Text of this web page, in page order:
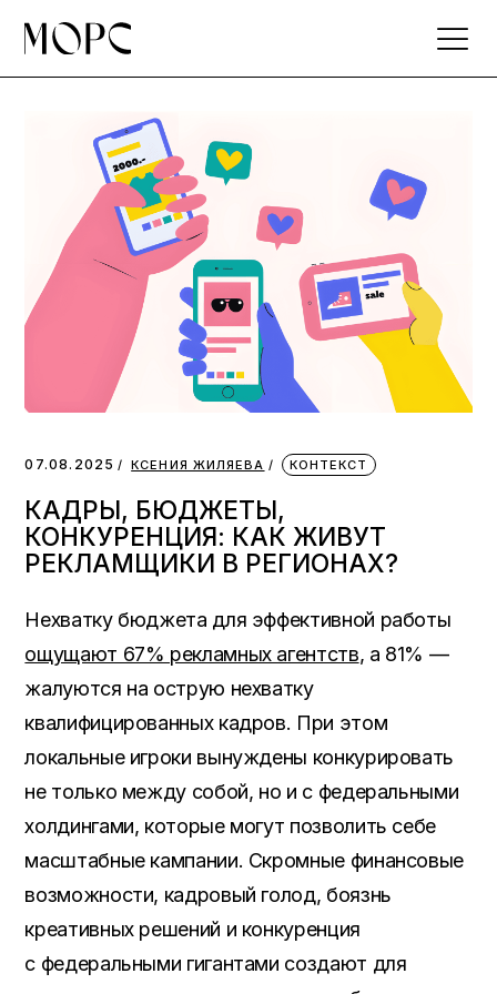
the
07.08.2025 КСЕНИЯ ЖИЛЯЕВА КОНТЕКСТ
КАДРЫ, БЮДЖЕТЫ,
КОНКУРЕНЦИЯ: КАК ЖИВУТ
РЕКЛАМЩИКИ В РЕГИОНАХ?
Нехватку бюджета для эффективной работы
ощущают 67% рекламных агентств, а 81% —
жалуются на острую нехватку
квалифицированных кадров. При этом
локальные игроки вынуждены конкурировать
не только между собой, но и с федеральными
холдингами, которые могут позволить себе
масштабные кампании. Скромные финансовые
возможности, кадровый голод, боязнь
креативных решений и конкуренция
с федеральными гигантами создают для